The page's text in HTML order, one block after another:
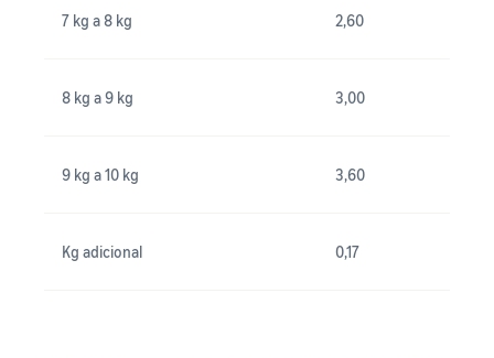
7 kg a 8 kg 2,60
8 kg a 9 kg 3,00
9 kg a 10 kg 3,60
Kg adicional 0,17